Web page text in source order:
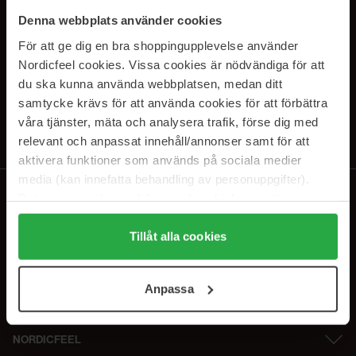
Denna webbplats använder cookies
För att ge dig en bra shoppingupplevelse använder
Nordicfeel cookies. Vissa cookies är nödvändiga för att
du ska kunna använda webbplatsen, medan ditt
samtycke krävs för att använda cookies för att förbättra
våra tjänster, mäta och analysera trafik, förse dig med
relevant och anpassat innehåll/annonser samt för att
aktivera funktioner som används på sociala medier
media (kan innefatta behandling av personuppgifter).
Genom att trycka på "Tillåt alla cookies" accepterar du
alla cookies, medan du under "Detaljer" kan anpassa
användningen av cookies. Du kan när som helst återkalla
samt vår Integritetspolicy.
Tillåt alla cookies
Anpassa
SUBSCRIBE TO OUR
NEWSLETTER
E-mail
Ved at abonnere accepterer du voresprivatlivspolitik. Afmeld til enhver
NORDICFEEL